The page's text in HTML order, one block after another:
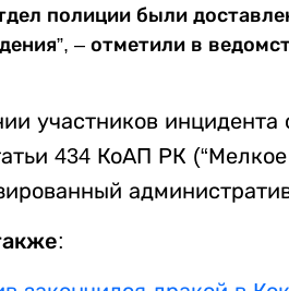
полиции были
– отметили в
участников
434 КоАП РК